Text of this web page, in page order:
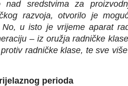
nad sredstvima za
razvoja, otvorilo je
No, u isto je vrijeme aparat
– iz oružja radničke
radničke klase, te sve
perioda